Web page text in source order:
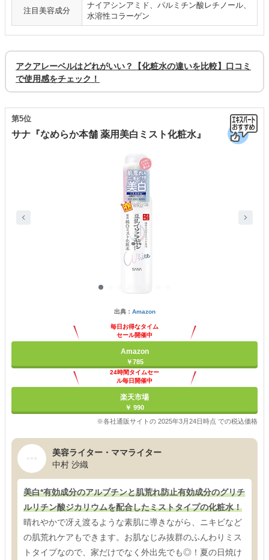
注目美容成分
ナイアシンアミド、パルミチン酸レチノール、
水溶性コラーゲン
アクアレーベルはどれがいい？【化粧水の違いを比較】口コミ
で使用感をチェック！
サナ『なめらか本舗 薬用美白ミスト化粧水』
第5位
出典： Amazon
毎日お得なタイム
セール開催中
Amazon
￥785
24時間タイムセー
ル毎日開催中
楽天市場
￥ 990
※各社通販サイトの 2025年3月24日時点 での税込価格
美容ライター・ママライター
中村 沙織
美白*有効成分のアルブチンと肌荒れ防止有効成分のグリチ
ルリチン酸ジカリウムを配合したミストタイプの化粧水！
晴れやかで冴え渡るような素肌に導きながら、ニキビなど
の肌荒れケアもできます。お肌なじみ抜群のふんわりミス
トタイプなので、家だけでなく外出先でも◎！夏の日焼け